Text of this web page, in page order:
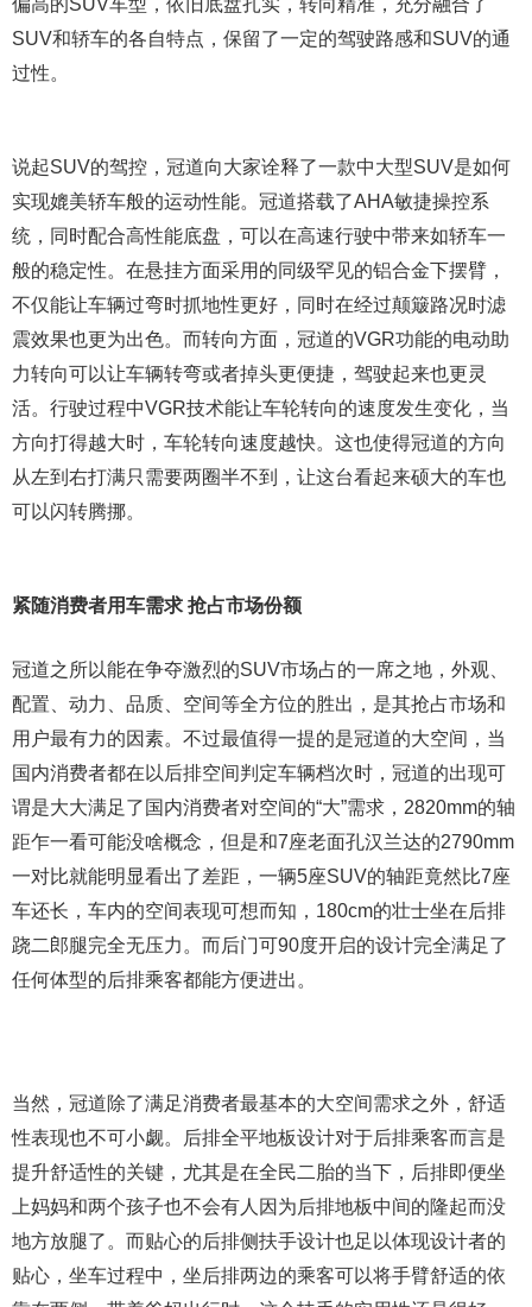
偏高的SUV车型，依旧底盘扎实，转向精准，充分融合了
SUV和轿车的各自特点，保留了一定的驾驶路感和SUV的通
过性。
说起SUV的驾控，冠道向大家诠释了一款中大型SUV是如何
实现媲美轿车般的运动性能。冠道搭载了AHA敏捷操控系
统，同时配合高性能底盘，可以在高速行驶中带来如轿车一
般的稳定性。在悬挂方面采用的同级罕见的铝合金下摆臂，
不仅能让车辆过弯时抓地性更好，同时在经过颠簸路况时滤
震效果也更为出色。而转向方面，冠道的VGR功能的电动助
力转向可以让车辆转弯或者掉头更便捷，驾驶起来也更灵
活。行驶过程中VGR技术能让车轮转向的速度发生变化，当
方向打得越大时，车轮转向速度越快。这也使得冠道的方向
从左到右打满只需要两圈半不到，让这台看起来硕大的车也
可以闪转腾挪。
紧随消费者用车需求 抢占市场份额
冠道之所以能在争夺激烈的SUV市场占的一席之地，外观、
配置、动力、品质、空间等全方位的胜出，是其抢占市场和
用户最有力的因素。不过最值得一提的是冠道的大空间，当
国内消费者都在以后排空间判定车辆档次时，冠道的出现可
谓是大大满足了国内消费者对空间的“大”需求，2820mm的轴
距乍一看可能没啥概念，但是和7座老面孔汉兰达的2790mm
一对比就能明显看出了差距，一辆5座SUV的轴距竟然比7座
车还长，车内的空间表现可想而知，180cm的壮士坐在后排
跷二郎腿完全无压力。而后门可90度开启的设计完全满足了
任何体型的后排乘客都能方便进出。
当然，冠道除了满足消费者最基本的大空间需求之外，舒适
性表现也不可小觑。后排全平地板设计对于后排乘客而言是
提升舒适性的关键，尤其是在全民二胎的当下，后排即便坐
上妈妈和两个孩子也不会有人因为后排地板中间的隆起而没
地方放腿了。而贴心的后排侧扶手设计也足以体现设计者的
贴心，坐车过程中，坐后排两边的乘客可以将手臂舒适的依